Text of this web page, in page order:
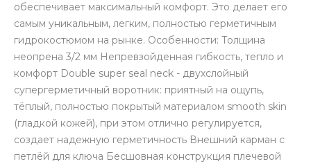
обеспечивает максимальный комфорт. Это делает его
самым уникальным, легким, полностью герметичным
гидрокостюмом на рынке. Особенности: Толщина
неопрена 3/2 мм Непревзойденная гибкость, тепло и
комфорт Double super seal neck - двухслойный
супергерметичный воротник: приятный на ощупь,
тёплый, полностью покрытый материалом smooth skin
(гладкой кожей), при этом отлично регулируется,
создает надежную герметичность Внешний карман с
петлёй для ключа Бесшовная конструкция плечевой